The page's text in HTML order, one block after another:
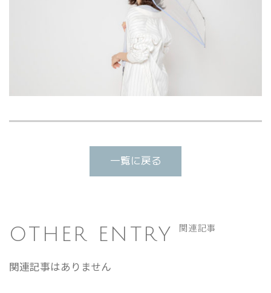
一覧に戻る
OTHER ENTRY 関連記事
関連記事はありません